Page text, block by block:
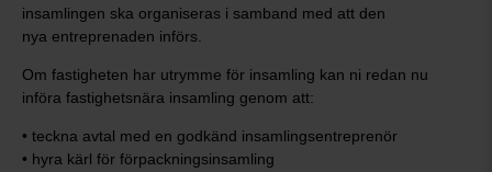
insamlingen ska organiseras i samband med att den
nya entreprenaden införs.
Om fastigheten har utrymme för insamling kan ni redan nu
införa fastighetsnära insamling genom att:
• teckna avtal med en godkänd insamlingsentreprenör
• hyra kärl för förpackningsinsamling